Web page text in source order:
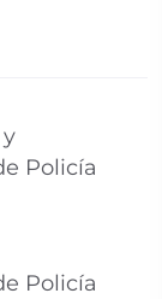
Policía
Policía